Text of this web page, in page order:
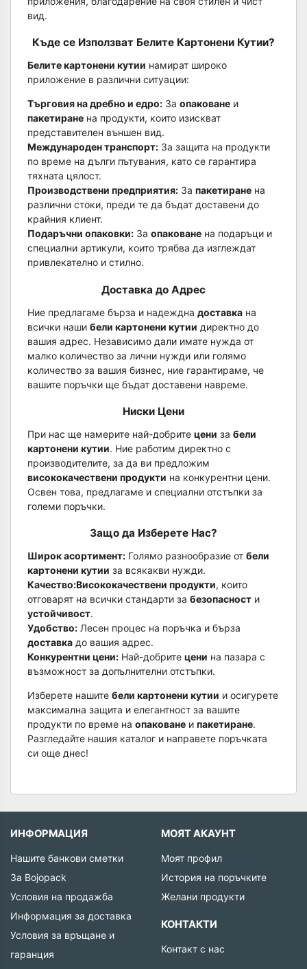
вид.
Къде се Използват Белите Картонени Кутии?
Белите картонени кутии намират широко
приложение в различни ситуации:
Търговия на дребно и едро:За опакованеи
пакетиранена продукти, които изискват
представителен външен вид.
Международен транспорт:За защита на продукти
по време на дълги пътувания, като се гарантира
тяхната цялост.
Производствени предприятия:За пакетиранена
различни стоки, преди те да бъдат доставени до
крайния клиент.
Подаръчни опаковки:За опакованена подаръци и
специални артикули, които трябва да изглеждат
привлекателно и стилно.
Доставка до Адрес
Ние предлагаме бърза и надеждна доставкана
всички наши бели картонени кутии директно до
вашия адрес. Независимо дали имате нужда от
малко количество за лични нужди или голямо
количество за вашия бизнес, ние гарантираме, че
вашите поръчки ще бъдат доставени навреме.
Ниски Цени
При нас ще намерите най-добрите цени за бели
картонени кутии. Ние работим директно с
производителите, за да ви предложим
висококачествени продукти на конкурентни цени.
Освен това, предлагаме и специални отстъпки за
големи поръчки.
Защо да Изберете Нас?
Широк асортимент:Голямо разнообразие от бели
картонени кутии за всякакви нужди.
Качество:Висококачествени продукти, които
отговарят на всички стандарти за безопасности
устойчивост.
Удобство:Лесен процес на поръчка и бърза
доставкадо вашия адрес.
Конкурентни цени:Най-добрите цени на пазара с
възможност за допълнителни отстъпки.
Изберете нашите бели картонени кутии и осигурете
максимална защита и елегантност за вашите
продукти по време на опакованеи пакетиране.
Разгледайте нашия каталог и направете поръчката
си още днес!
ИНФОРМАЦИЯ
Нашите банкови сметки
За Bojopack
Условия на продажба
Информация за доставка
Условия за връщане и
гаранция
МОЯТ АКАУНТ
Моят профил
История на поръчките
Желани продукти
КОНТАКТИ
Контакт с нас